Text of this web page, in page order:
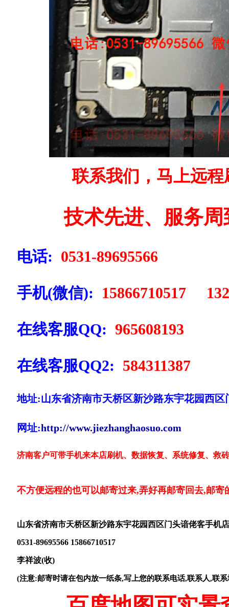
联系我们，马上远
技术先进、服务
电话: 0531-89695566
手机(微信): 15866710517
在线客服QQ: 965608193
在线客服QQ2: 584311387
地址:山东省济南市天桥区新沙路东宇花园西区
网址:http://www.jiezhanghaosuo.com
济南客户可带手机来本店刷机、数据恢复、系统修复、救
不方便远程的也可以邮寄过来,弄好再邮寄回去,邮寄
山东省济南市天桥区新沙路东宇花园西区门头谙佬客手机店
0531-89695566 15866710517
李祥波(收)
(注意:邮寄时请在包内放一纸条,写上您的联系电话,联系人,联